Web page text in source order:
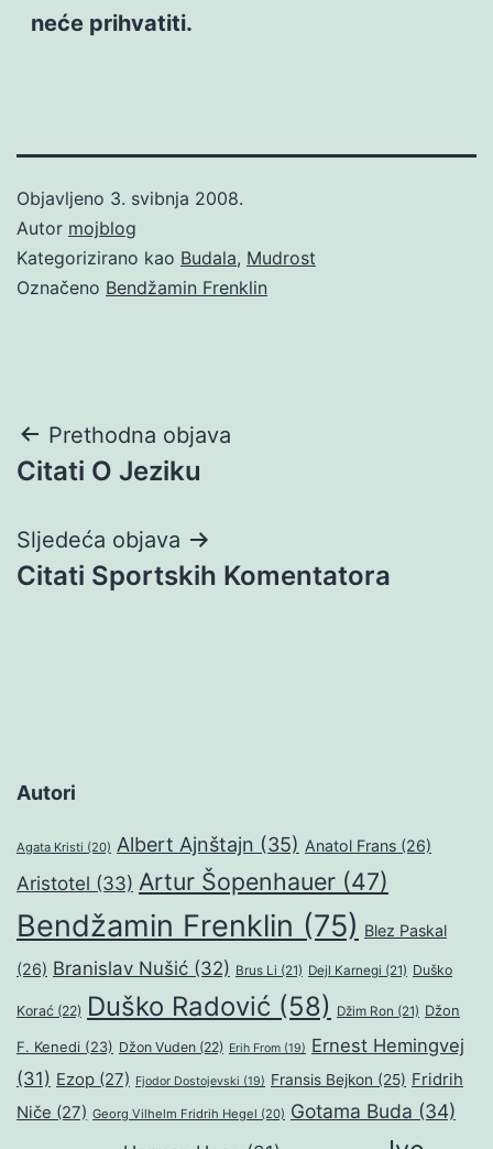
neće prihvatiti.
Objavljeno 3. svibnja 2008.
Autor mojblog
Kategorizirano kao Budala, Mudrost
Označeno Bendžamin Frenklin
Navigacija
objava
Prethodna objava
Citati O Jeziku
Sljedeća objava
Citati Sportskih Komentatora
Autori
Agata Kristi (20) Albert Ajnštajn (35) Anatol Frans (26)
Aristotel (33) Artur Šopenhauer (47)
Bendžamin Frenklin (75) Blez Paskal
(26) Branislav Nušić (32) Brus Li (21) Dejl Karnegi (21) Duško
Korać (22) Duško Radović (58) Džim Ron (21) Džon
F. Kenedi (23) Džon Vuden (22) Erih From (19) Ernest Hemingvej
(31) Ezop (27) Fjodor Dostojevski (19) Fransis Bejkon (25) Fridrih
Niče (27) Georg Vilhelm Fridrih Hegel (20) Gotama Buda (34)